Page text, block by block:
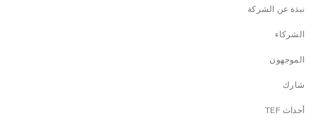
نبذة عن الشركة
الشركاء
الموجهون
شارك
أحداث TEF